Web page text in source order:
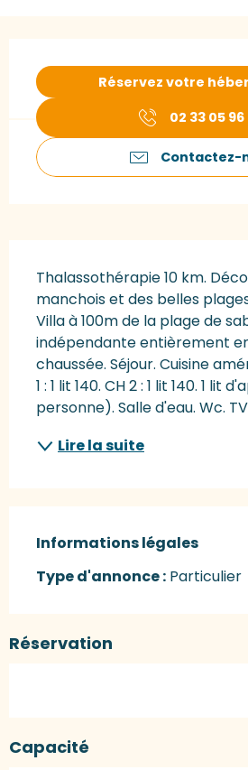
Réservez votre
02 33 05 96
Contactez-
Thalassothérapie 10 km.
manchois et des belles
Villa à 100m de la plage de
indépendante entièrement
chaussée. Séjour. Cuisine
1 : 1 lit 140. CH 2 : 1 lit 140. 1 lit
personne). Salle d'eau. Wc.
Lire la suite
Informations légales
Informations légales
Type d'annonce : Particulier
Réservation
Capacité